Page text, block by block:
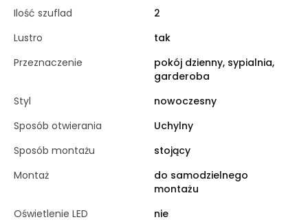
Ilość szuflad
2
Lustro
tak
Przeznaczenie
pokój dzienny, sypialnia,
garderoba
Styl
nowoczesny
Sposób otwierania
Uchylny
Sposób montażu
stojący
Montaż
do samodzielnego
montażu
Oświetlenie LED
nie